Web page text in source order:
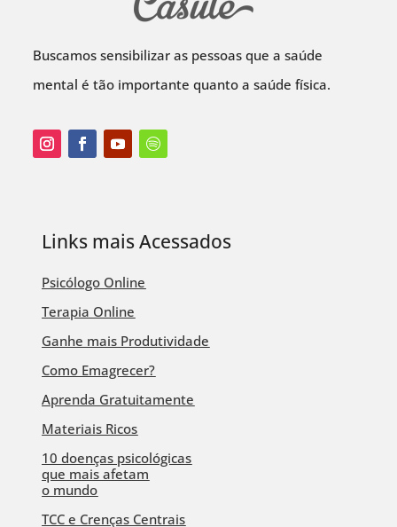
Buscamos sensibilizar as pessoas que a saúde
mental é tão importante quanto a saúde física.
Links mais Acessados
Psicólogo Online
Terapia Online
Ganhe mais Produtividade
Como Emagrecer?
Aprenda Gratuitamente
Materiais Ricos
10 doenças psicológicas
que mais afetam
o mundo
TCC e Crenças Centrais